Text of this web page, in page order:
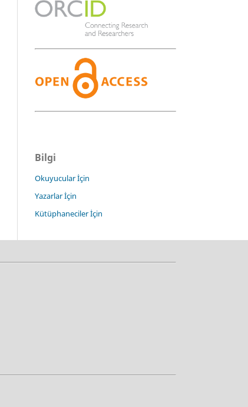
Bilgi
Okuyucular İçin
Yazarlar İçin
Kütüphaneciler İçin